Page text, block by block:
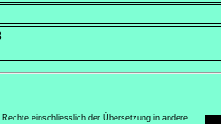
Rechte einschliesslich der Übersetzung in andere